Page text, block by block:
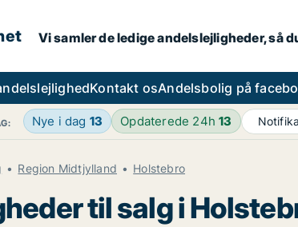
Vi samler de ledige andelslejligheder, så
Kontakt osAndelsbolig på
Nye i dag 13 Opdaterede 24h13
Region Midtjylland Holstebro
til salg i